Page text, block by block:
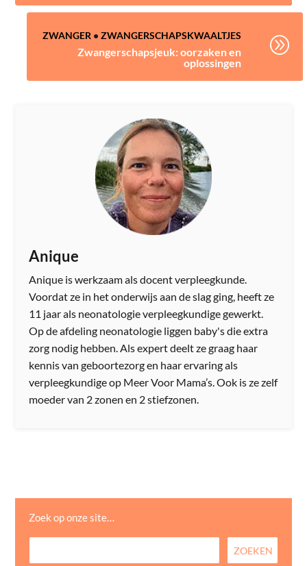
ZWANGER • ZWANGERSCHAPSKWAALTJES
Zwangerschapsjeuk: oorzaken en
oplossingen
A
Anique
Anique is werkzaam als docent verpleegkunde.
Voordat ze in het onderwijs aan de slag ging, heeft ze
11 jaar als neonatologie verpleegkundige gewerkt.
Op de afdeling neonatologie liggen baby's die extra
zorg nodig hebben. Als expert deelt ze graag haar
kennis van geboortezorg en haar ervaring als
verpleegkundige op Meer Voor Mama’s. Ook is ze zelf
moeder van 2 zonen en 2 stiefzonen.
Zoek op onze site…